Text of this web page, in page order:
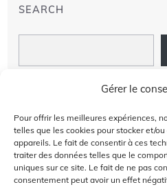
Gérer le
Pour offrir les meilleures expériences,
telles que les cookies pour stocker et/
appareils. Le fait de consentir à ces
traiter des données telles que le
uniques sur ce site. Le fait de ne pas
consentement peut avoir un effet
SEARCH
À PROPOS DE NOUS
AVIS DE NON-RESPONSABILITÉ